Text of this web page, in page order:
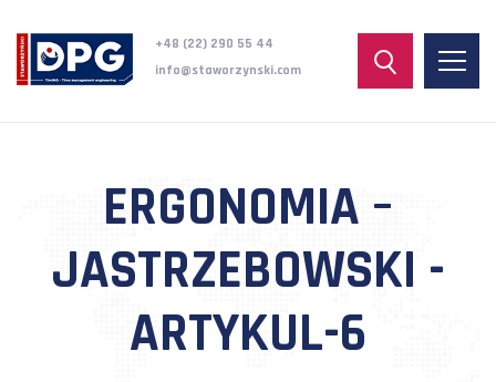
+48 (22) 290 55 44
info@staworzynski.com
ERGONOMIA –
JASTRZEBOWSKI -
ARTYKUL-6